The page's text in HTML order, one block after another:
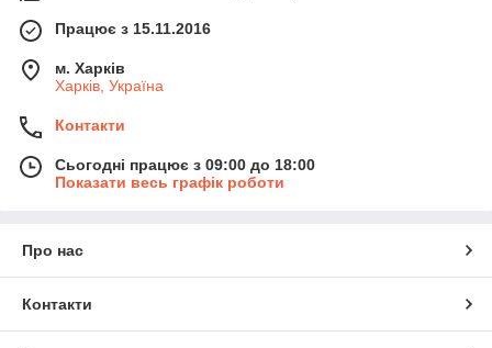
Працює з 15.11.2016
м. Харків
Харків, Україна
Контакти
Сьогодні працює з 09:00 до 18:00
Показати весь графік роботи
Про нас
Контакти